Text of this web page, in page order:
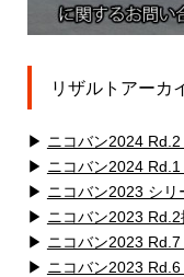
リザルトアーカ
▶ ニコバン2024
▶ ニコバン2024
▶ ニコバン2023 シ
▶ ニコバン2023
▶ ニコバン2023
▶ ニコバン2023